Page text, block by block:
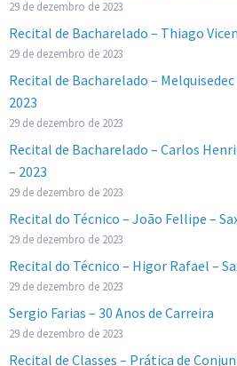
29 de dezembro de 2023
Recital de Bacharelado – Thiago
29 de dezembro de 2023
Recital de Bacharelado –
2023
29 de dezembro de 2023
Recital de Bacharelado – Carlos
– 2023
29 de dezembro de 2023
Recital do Técnico – João Fellipe –
29 de dezembro de 2023
Recital do Técnico – Higor Rafael –
29 de dezembro de 2023
Sergio Farias – 30 Anos de Carreira
29 de dezembro de 2023
Recital de Classes – Prática de